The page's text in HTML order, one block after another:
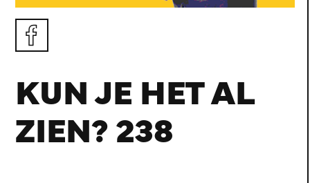
KUN JE HET AL
ZIEN? 238